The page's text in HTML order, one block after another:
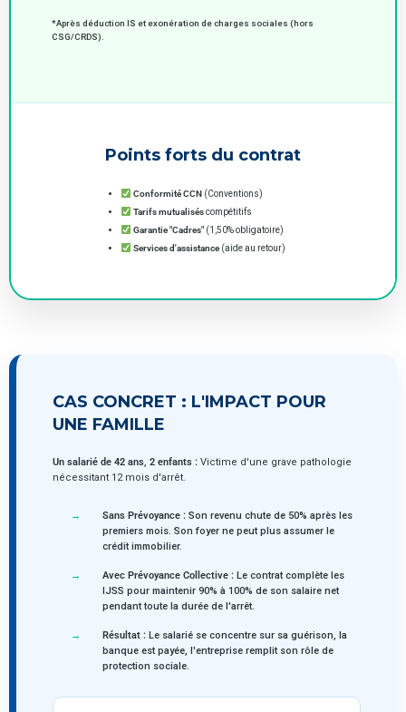
*Après déduction IS et exonération de charges sociales (hors
CSG/CRDS).
Points forts du contrat
Conformité CCN(Conventions)
Tarifs mutualiséscompétitifs
Garantie "Cadres"(1,50% obligatoire)
Services d'assistance(aide au retour)
CAS CONCRET : L'IMPACT POUR
UNE FAMILLE
Un salarié de 42 ans, 2 enfants : Victime d'une grave pathologie
nécessitant 12 mois d'arrêt.
Sans Prévoyance : Son revenu chute de 50% après les
premiers mois. Son foyer ne peut plus assumer le
crédit immobilier.
Avec Prévoyance Collective : Le contrat complète les
IJSS pour maintenir 90% à 100% de son salaire net
pendant toute la durée de l'arrêt.
Résultat : Le salarié se concentre sur sa guérison, la
banque est payée, l'entreprise remplit son rôle de
protection sociale.